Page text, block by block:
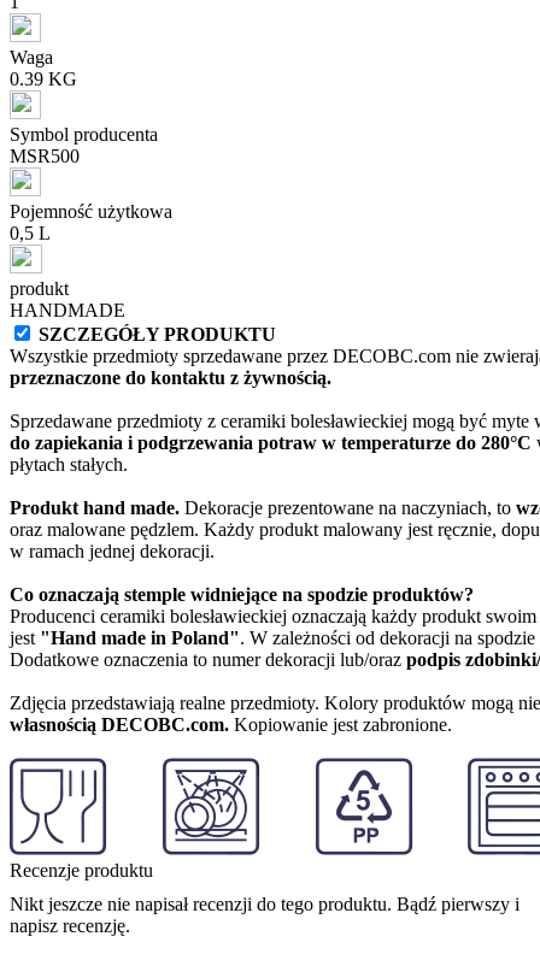
Waga
0.39 KG
Symbol producenta
MSR500
Pojemność użytkowa
0,5 L
produkt
HANDMADE
SZCZEGÓŁY PRODUKTU
Wszystkie przedmioty sprzedawane przez DECOBC.com nie
przeznaczone do kontaktu z żywnością.
Sprzedawane przedmioty z ceramiki bolesławieckiej mogą być
do zapiekania i podgrzewania potraw w temperaturze do 280°C
płytach stałych.
Produkt hand made. Dekoracje prezentowane na naczyniach, to
oraz malowane pędzlem. Każdy produkt malowany jest ręcznie,
w ramach jednej dekoracji.
Co oznaczają stemple widniejące na spodzie produktów?
Producenci ceramiki bolesławieckiej oznaczają każdy produkt swoim
jest "Hand made in Poland". W zależności od dekoracji na
Dodatkowe oznaczenia to numer dekoracji lub/oraz podpis
Zdjęcia przedstawiają realne przedmioty. Kolory produktów mogą
własnością DECOBC.com. Kopiowanie jest zabronione.
Recenzje produktu
Nikt jeszcze nie napisał recenzji do tego produktu. Bądź pierwszy i
napisz recenzję.